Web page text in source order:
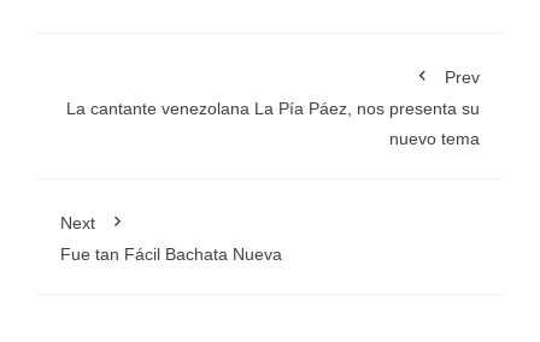
Prev
La cantante venezolana La Pía Páez, nos presenta su
nuevo tema
Next
Fue tan Fácil Bachata Nueva